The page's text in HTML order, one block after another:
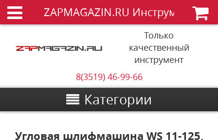
ZAPMAGAZIN.RU Инструменты
Только
качественный
инструмент
8(3519) 46-99-66
Категории
Угловая шлифмашина WS 11-125,